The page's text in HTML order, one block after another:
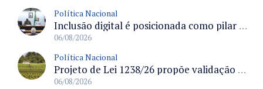
Política Nacional
Inclusão digital é posicionada como pilar essencial da reurbanização de favelas e periferias
06/08/2026
Política Nacional
Projeto de Lei 1238/26 propõe validação automática do Cadastro Ambiental Rural para imóveis de até quatro módulos fiscais
06/08/2026